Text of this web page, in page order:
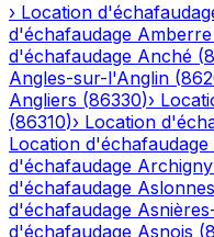
› Location
d'échafaudage Amberre
d'échafaudage Anché (
Angles-sur-l'Anglin (
Angliers (86330)›
(86310)› Location
Location d'échafaudage
d'échafaudage Archigny
d'échafaudage Aslonnes
d'échafaudage
d'échafaudage Asnois (